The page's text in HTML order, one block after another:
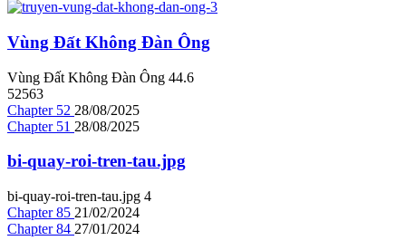
Vùng Đất Không Đàn Ông
Vùng Đất Không Đàn Ông 44.6
52563
Chapter 52 28/08/2025
Chapter 51 28/08/2025
bi-quay-roi-tren-tau.jpg
bi-quay-roi-tren-tau.jpg 4
Chapter 85 21/02/2024
Chapter 84 27/01/2024